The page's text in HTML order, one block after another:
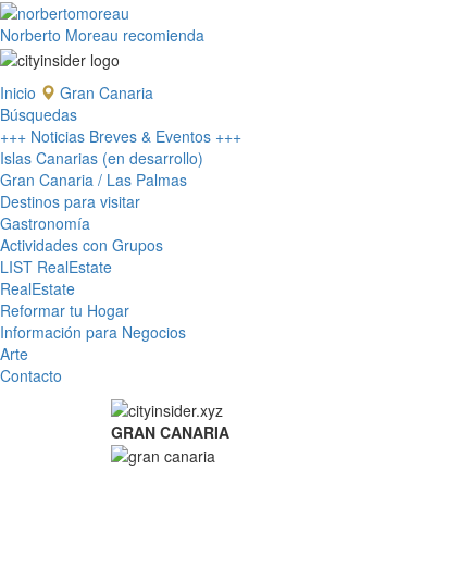
Norberto Moreau recomienda
Inicio
Gran Canaria
Búsquedas
+++ Noticias Breves & Eventos +++
Islas Canarias (en desarrollo)
Gran Canaria / Las Palmas
Destinos para visitar
Gastronomía
Actividades con Grupos
LIST RealEstate
RealEstate
Reformar tu Hogar
Información para Negocios
Arte
Contacto
GRAN CANARIA